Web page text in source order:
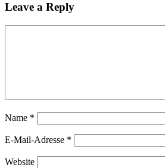
Leave a Reply
Name *
E-Mail-Adresse *
Website